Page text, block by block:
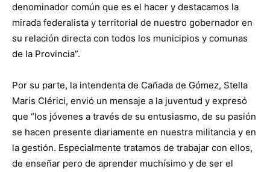
denominador común que es el hacer y destacamos la
mirada federalista y territorial de nuestro gobernador en
su relación directa con todos los municipios y comunas
de la Provincia”.
Por su parte, la intendenta de Cañada de Gómez, Stella
Maris Clérici, envió un mensaje a la juventud y expresó
que “los jóvenes a través de su entusiasmo, de su pasión
se hacen presente diariamente en nuestra militancia y en
la gestión. Especialmente tratamos de trabajar con ellos,
de enseñar pero de aprender muchísimo y de ser el